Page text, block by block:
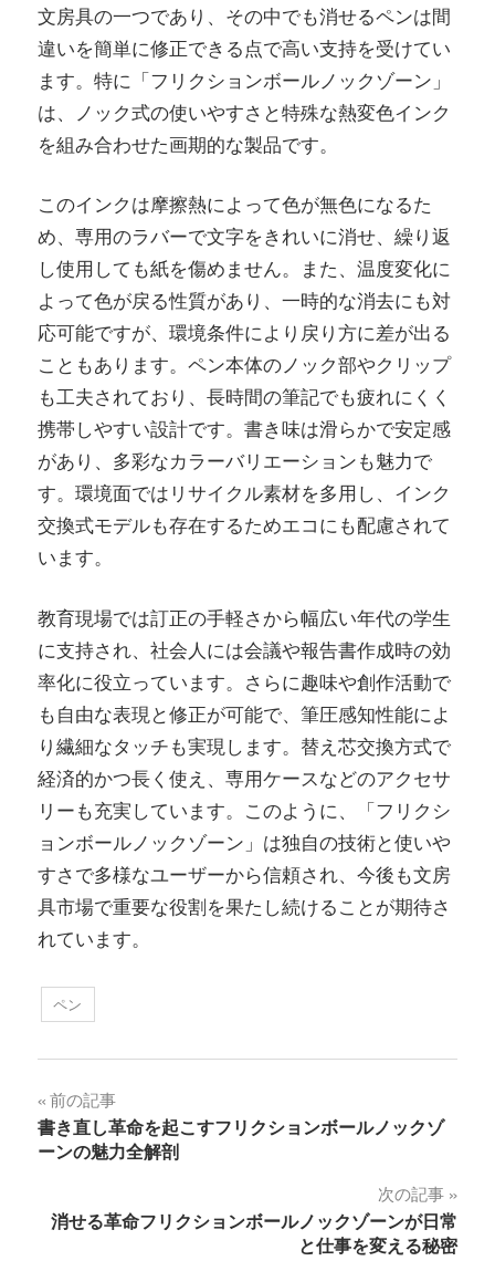
文房具の一つであり、その中でも消せるペンは間
違いを簡単に修正できる点で高い支持を受けてい
ます。特に「フリクションボールノックゾーン」
は、ノック式の使いやすさと特殊な熱変色インク
を組み合わせた画期的な製品です。
このインクは摩擦熱によって色が無色になるた
め、専用のラバーで文字をきれいに消せ、繰り返
し使用しても紙を傷めません。また、温度変化に
よって色が戻る性質があり、一時的な消去にも対
応可能ですが、環境条件により戻り方に差が出る
こともあります。ペン本体のノック部やクリップ
も工夫されており、長時間の筆記でも疲れにくく
携帯しやすい設計です。書き味は滑らかで安定感
があり、多彩なカラーバリエーションも魅力で
す。環境面ではリサイクル素材を多用し、インク
交換式モデルも存在するためエコにも配慮されて
います。
教育現場では訂正の手軽さから幅広い年代の学生
に支持され、社会人には会議や報告書作成時の効
率化に役立っています。さらに趣味や創作活動で
も自由な表現と修正が可能で、筆圧感知性能によ
り繊細なタッチも実現します。替え芯交換方式で
経済的かつ長く使え、専用ケースなどのアクセサ
リーも充実しています。このように、「フリクシ
ョンボールノックゾーン」は独自の技術と使いや
すさで多様なユーザーから信頼され、今後も文房
具市場で重要な役割を果たし続けることが期待さ
れています。
ペン
投
稿
ビ
前の記事
書き直し革命を起こすフリクションボールノックゾ
ーンの魅力全解剖
次の記事
消せる革命フリクションボールノックゾーンが日常
と仕事を変える秘密